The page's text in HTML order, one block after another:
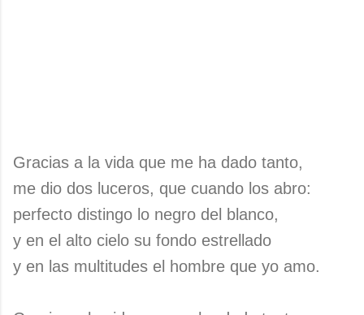
Gracias a la vida que me ha dado tanto,
me dio dos luceros, que cuando los abro:
perfecto distingo lo negro del blanco,
y en el alto cielo su fondo estrellado
y en las multitudes el hombre que yo amo.